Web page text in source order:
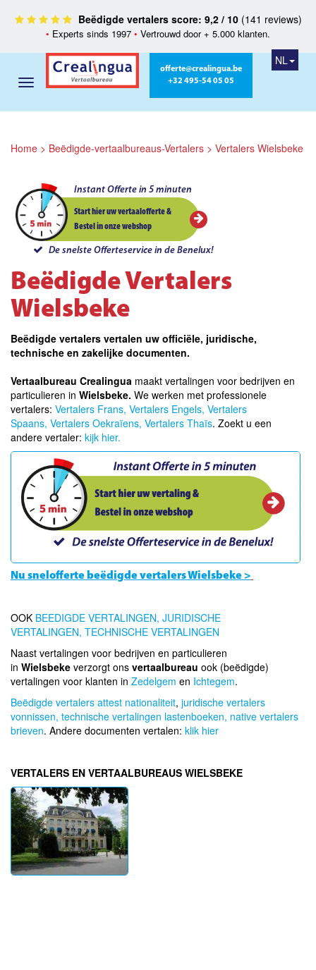
Beëdigde vertalers score: 9,2 / 10(141 reviews)
• Experts sinds 1997 • Vertrouwd door + 5.000 klanten.
offerte@crealingua.be
+32 495-54 05 05
NL
Home > Beëdigde-vertaalbureaus-Vertalers > Vertalers Wielsbeke
Instant Offerte in 5 minuten
Start hier uw vertaalofferte &
Bestel in onze webshop
De snelste Offerteservice in de Benelux!
Beëdigde Vertalers
Wielsbeke
Beëdigde vertalers vertalen uw officiële, juridische,
technische en zakelijke documenten.
Vertaalbureau Crealingua maakt vertalingen voor bedrijven en
particulieren in Wielsbeke. We werken met professionele
vertalers: Vertalers Frans, Vertalers Engels, Vertalers
Spaans, Vertalers Oekraïens, Vertalers Thaïs. Zoekt u een
andere vertaler: kijk hier.
Nu snelofferte beëdigde vertalers Wielsbeke >
OOK BEEDIGDE VERTALINGEN, JURIDISCHE
VERTALINGEN, TECHNISCHE VERTALINGEN
Naast vertalingen voor bedrijven en particulieren
in Wielsbeke verzorgt ons vertaalbureau ook (beëdigde)
vertalingen voor klanten in Zedelgem en Ichtegem.
Beëdigde vertalers attest nationaliteit, juridische vertalers
vonnissen, technische vertalingen lastenboeken, native vertalers
brieven. Andere documenten vertalen: klik hier
VERTALERS EN VERTAALBUREAUS WIELSBEKE